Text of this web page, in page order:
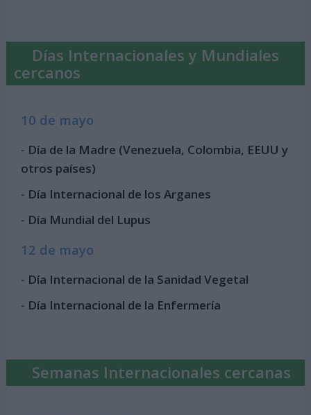
Días Internacionales y Mundiales
cercanos
10 de mayo
- Día de la Madre (Venezuela, Colombia, EEUU y
otros países)
- Día Internacional de los Arganes
- Día Mundial del Lupus
12 de mayo
- Día Internacional de la Sanidad Vegetal
- Día Internacional de la Enfermería
Semanas Internacionales cercanas